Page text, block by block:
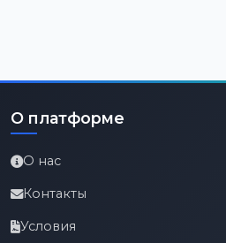
О платформе
О нас
Контакты
Условия